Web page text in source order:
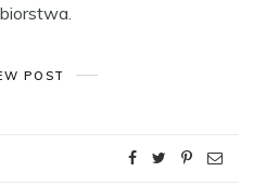
POST